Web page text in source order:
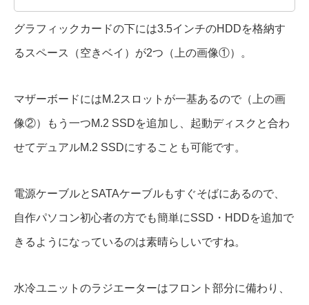
グラフィックカードの下には3.5インチのHDDを格納す
るスペース（空きベイ）が2つ（上の画像①）。
マザーボードにはM.2スロットが一基あるので（上の画
像②）もう一つM.2 SSDを追加し、起動ディスクと合わ
せてデュアルM.2 SSDにすることも可能です。
電源ケーブルとSATAケーブルもすぐそばにあるので、
自作パソコン初心者の方でも簡単にSSD・HDDを追加で
きるようになっているのは素晴らしいですね。
水冷ユニットのラジエーターはフロント部分に備わり、